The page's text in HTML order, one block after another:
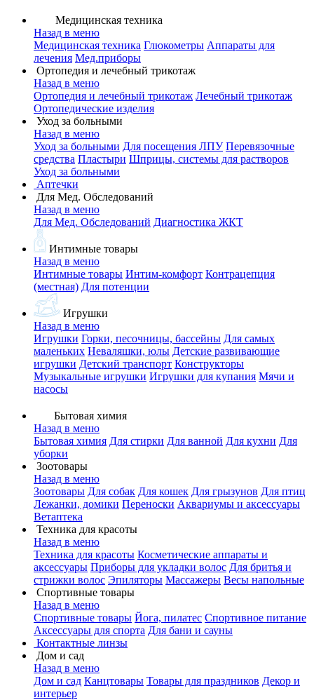
Медицинская техника
Назад в меню
Медицинская техника Глюкометры Аппараты для
лечения Мед.приборы
Ортопедия и лечебный трикотаж
Назад в меню
Ортопедия и лечебный трикотаж Лечебный трикотаж
Ортопедические изделия
Уход за больными
Назад в меню
Уход за больными Для посещения ЛПУ Перевязочные
средства Пластыри Шприцы, системы для растворов
Уход за больными
Аптечки
Для Мед. Обследований
Назад в меню
Для Мед. Обследований Диагностика ЖКТ
Интимные товары
Назад в меню
Интимные товары Интим-комфорт Контрацепция
(местная) Для потенции
Игрушки
Назад в меню
Игрушки Горки, песочницы, бассейны Для самых
маленьких Неваляшки, юлы Детские развивающие
игрушки Детский транспорт Конструкторы
Музыкальные игрушки Игрушки для купания Мячи и
насосы
Бытовая химия
Назад в меню
Бытовая химия Для стирки Для ванной Для кухни Для
уборки
Зоотовары
Назад в меню
Зоотовары Для собак Для кошек Для грызунов Для птиц
Лежанки, домики Переноски Аквариумы и аксессуары
Ветаптека
Техника для красоты
Назад в меню
Техника для красоты Косметические аппараты и
аксессуары Приборы для укладки волос Для бритья и
стрижки волос Эпиляторы Массажеры Весы напольные
Спортивные товары
Назад в меню
Спортивные товары Йога, пилатес Спортивное питание
Аксессуары для спорта Для бани и сауны
Контактные линзы
Дом и сад
Назад в меню
Дом и сад Канцтовары Товары для праздников Декор и
интерьер